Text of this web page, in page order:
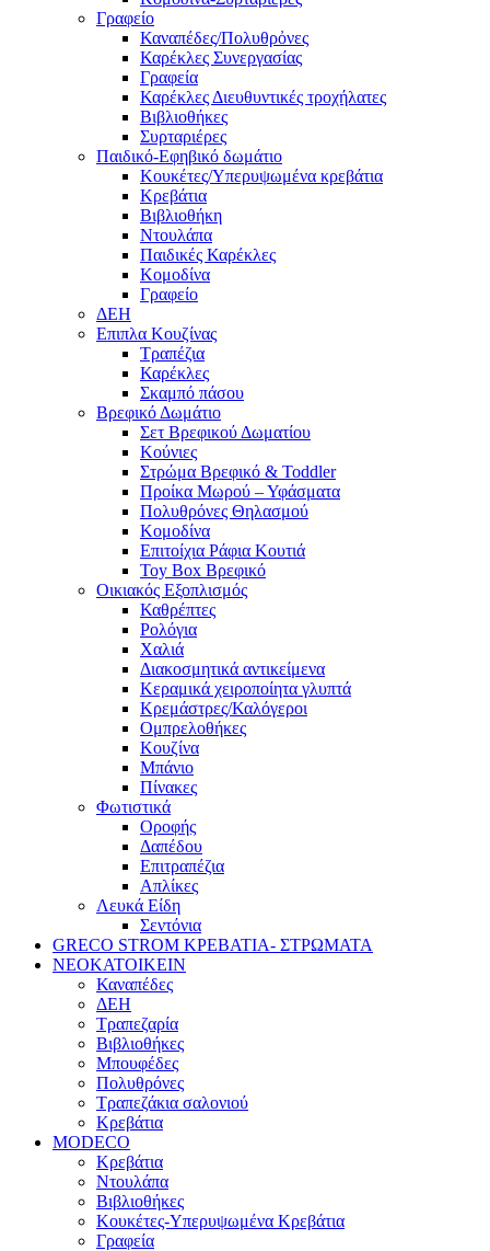
Γραφείο
Καναπέδες/Πολυθρὀνες
Καρέκλες Συνεργασίας
Γραφεία
Καρέκλες Διευθυντικές τροχήλατες
Βιβλιοθήκες
Συρταριέρες
Παιδικό-Εφηβικό δωμάτιο
Κουκέτες/Υπερυψωμένα κρεβάτια
Κρεβάτια
Βιβλιοθήκη
Ντουλάπα
Παιδικές Καρέκλες
Κομοδίνα
Γραφείο
ΔΕΗ
Επιπλα Κουζίνας
Τραπέζια
Καρέκλες
Σκαμπό πάσου
Βρεφικό Δωμάτιο
Σετ Βρεφικού Δωματίου
Κούνιες
Στρώμα Βρεφικό & Toddler
Προίκα Μωρού – Υφάσματα
Πολυθρόνες Θηλασμού
Κομοδίνα
Επιτοίχια Ράφια Κουτιά
Toy Box Βρεφικό
Οικιακός Εξοπλισμός
Καθρέπτες
Ρολόγια
Χαλιά
Διακοσμητικά αντικείμενα
Κεραμικά χειροποίητα γλυπτά
Κρεμάστρες/Καλόγεροι
Ομπρελοθήκες
Κουζίνα
Μπάνιο
Πίνακες
Φωτιστικά
Οροφής
Δαπέδου
Επιτραπέζια
Απλίκες
Λευκά Είδη
Σεντόνια
GRECO STROM ΚΡΕΒΑΤΙΑ- ΣΤΡΩΜΑΤΑ
ΝΕΟΚΑΤΟΙΚΕΙΝ
Καναπέδες
ΔΕΗ
Τραπεζαρία
Βιβλιοθήκες
Μπουφέδες
Πολυθρόνες
Τραπεζάκια σαλονιού
Κρεβάτια
MODECO
Κρεβάτια
Ντουλάπα
Βιβλιοθήκες
Κουκέτες-Υπερυψωμένα Κρεβάτια
Γραφεία